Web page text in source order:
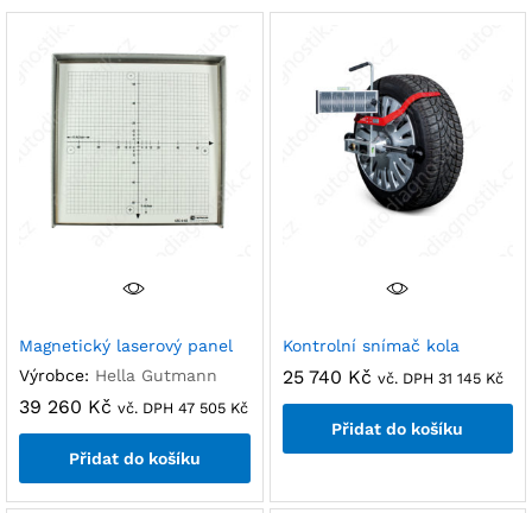
Magnetický laserový panel
Výrobce: Hella Gutmann
39 260 Kč vč. DPH 47 505 Kč
Přidat do košíku
Kontrolní snímač kola
25 740 Kč vč. DPH 31 145 Kč
Přidat do košíku